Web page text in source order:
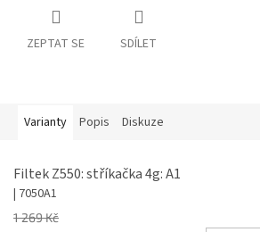
ZEPTAT SE SDÍLET
Varianty Popis Diskuze
Filtek Z550: stříkačka 4g: A1
| 7050A1
1 269 Kč